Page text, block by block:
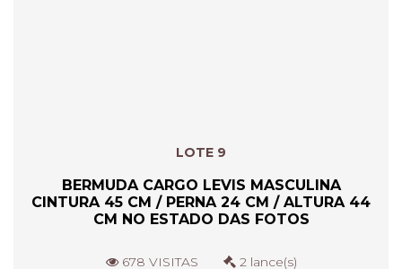
LOTE 9
BERMUDA CARGO LEVIS MASCULINA
CINTURA 45 CM / PERNA 24 CM / ALTURA 44
CM NO ESTADO DAS FOTOS
678 VISITAS 2 lance(s)